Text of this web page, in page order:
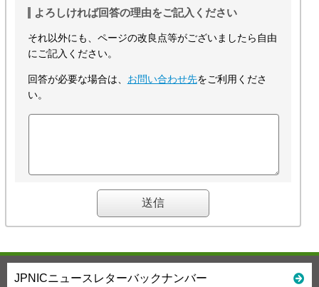
よろしければ回答の理由をご記入ください
それ以外にも、ページの改良点等がございましたら自由
にご記入ください。
回答が必要な場合は、 お問い合わせ先をご利用くださ
い。
JPNICニュースレターバックナンバー